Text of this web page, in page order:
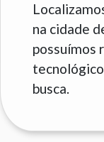
na cidade
possuímos
busca.